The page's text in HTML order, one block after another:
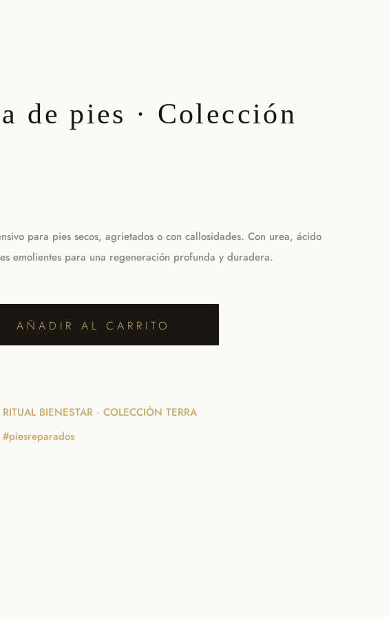
de pies · Colección
para pies secos, agrietados o con callosidades. Con urea, ácido
emolientes para una regeneración profunda y duradera.
AÑADIR AL CARRITO
RITUAL BIENESTAR · COLECCIÓN TERRA
#piesreparados